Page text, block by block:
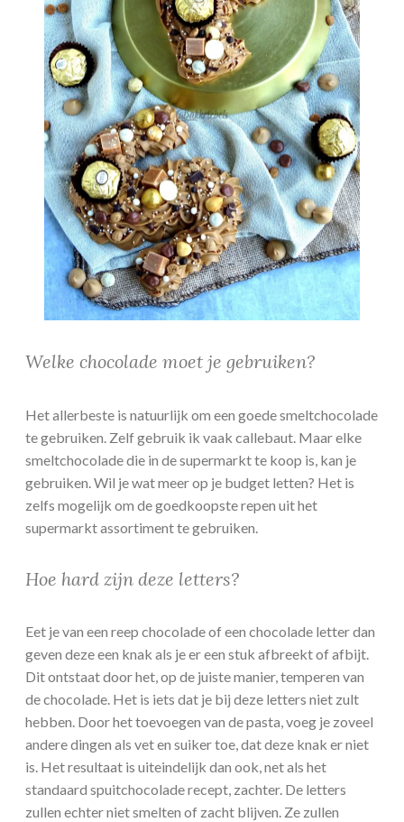
Welke chocolade moet je gebruiken?
Het allerbeste is natuurlijk om een goede smeltchocolade
te gebruiken. Zelf gebruik ik vaak callebaut. Maar elke
smeltchocolade die in de supermarkt te koop is, kan je
gebruiken. Wil je wat meer op je budget letten? Het is
zelfs mogelijk om de goedkoopste repen uit het
supermarkt assortiment te gebruiken.
Hoe hard zijn deze letters?
Eet je van een reep chocolade of een chocolade letter dan
geven deze een knak als je er een stuk afbreekt of afbijt.
Dit ontstaat door het, op de juiste manier, temperen van
de chocolade. Het is iets dat je bij deze letters niet zult
hebben. Door het toevoegen van de pasta, voeg je zoveel
andere dingen als vet en suiker toe, dat deze knak er niet
is. Het resultaat is uiteindelijk dan ook, net als het
standaard spuitchocolade recept, zachter. De letters
zullen echter niet smelten of zacht blijven. Ze zullen